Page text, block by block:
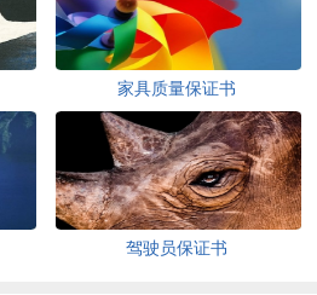
家具质量保证书
驾驶员保证书